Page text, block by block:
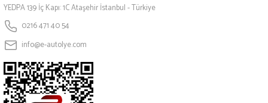
YEDPA 139 İç Kapı: 1C Ataşehir İstanbul - Türkiye
0216 471 40 54
info@e-autolye.com